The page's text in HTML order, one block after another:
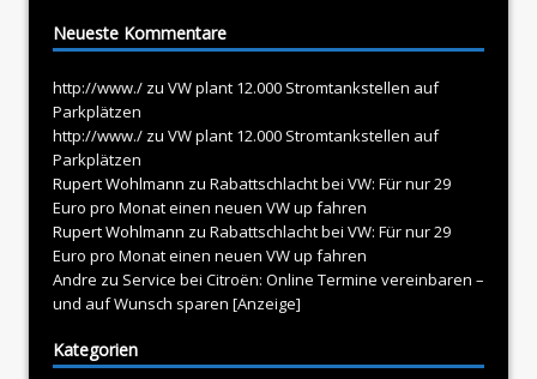
Neueste Kommentare
http://www./ zu VW plant 12.000 Stromtankstellen auf
Parkplätzen
http://www./ zu VW plant 12.000 Stromtankstellen auf
Parkplätzen
Rupert Wohlmann zu Rabattschlacht bei VW: Für nur 29
Euro pro Monat einen neuen VW up fahren
Rupert Wohlmann zu Rabattschlacht bei VW: Für nur 29
Euro pro Monat einen neuen VW up fahren
Andre zu Service bei Citroën: Online Termine vereinbaren –
und auf Wunsch sparen [Anzeige]
Kategorien